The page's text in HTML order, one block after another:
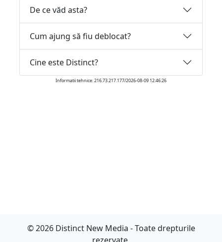
De ce văd asta?
Cum ajung să fiu deblocat?
Cine este Distinct?
Informatii tehnice: 216.73.217.177/2026-08-09 12:46:26
© 2026 Distinct New Media - Toate drepturile